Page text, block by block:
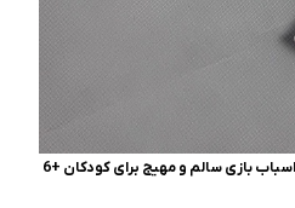
تفنگ آبپاش خشاب دار کد T-05 یک اسباب بازی سالم و مهیج برای کودکان +6